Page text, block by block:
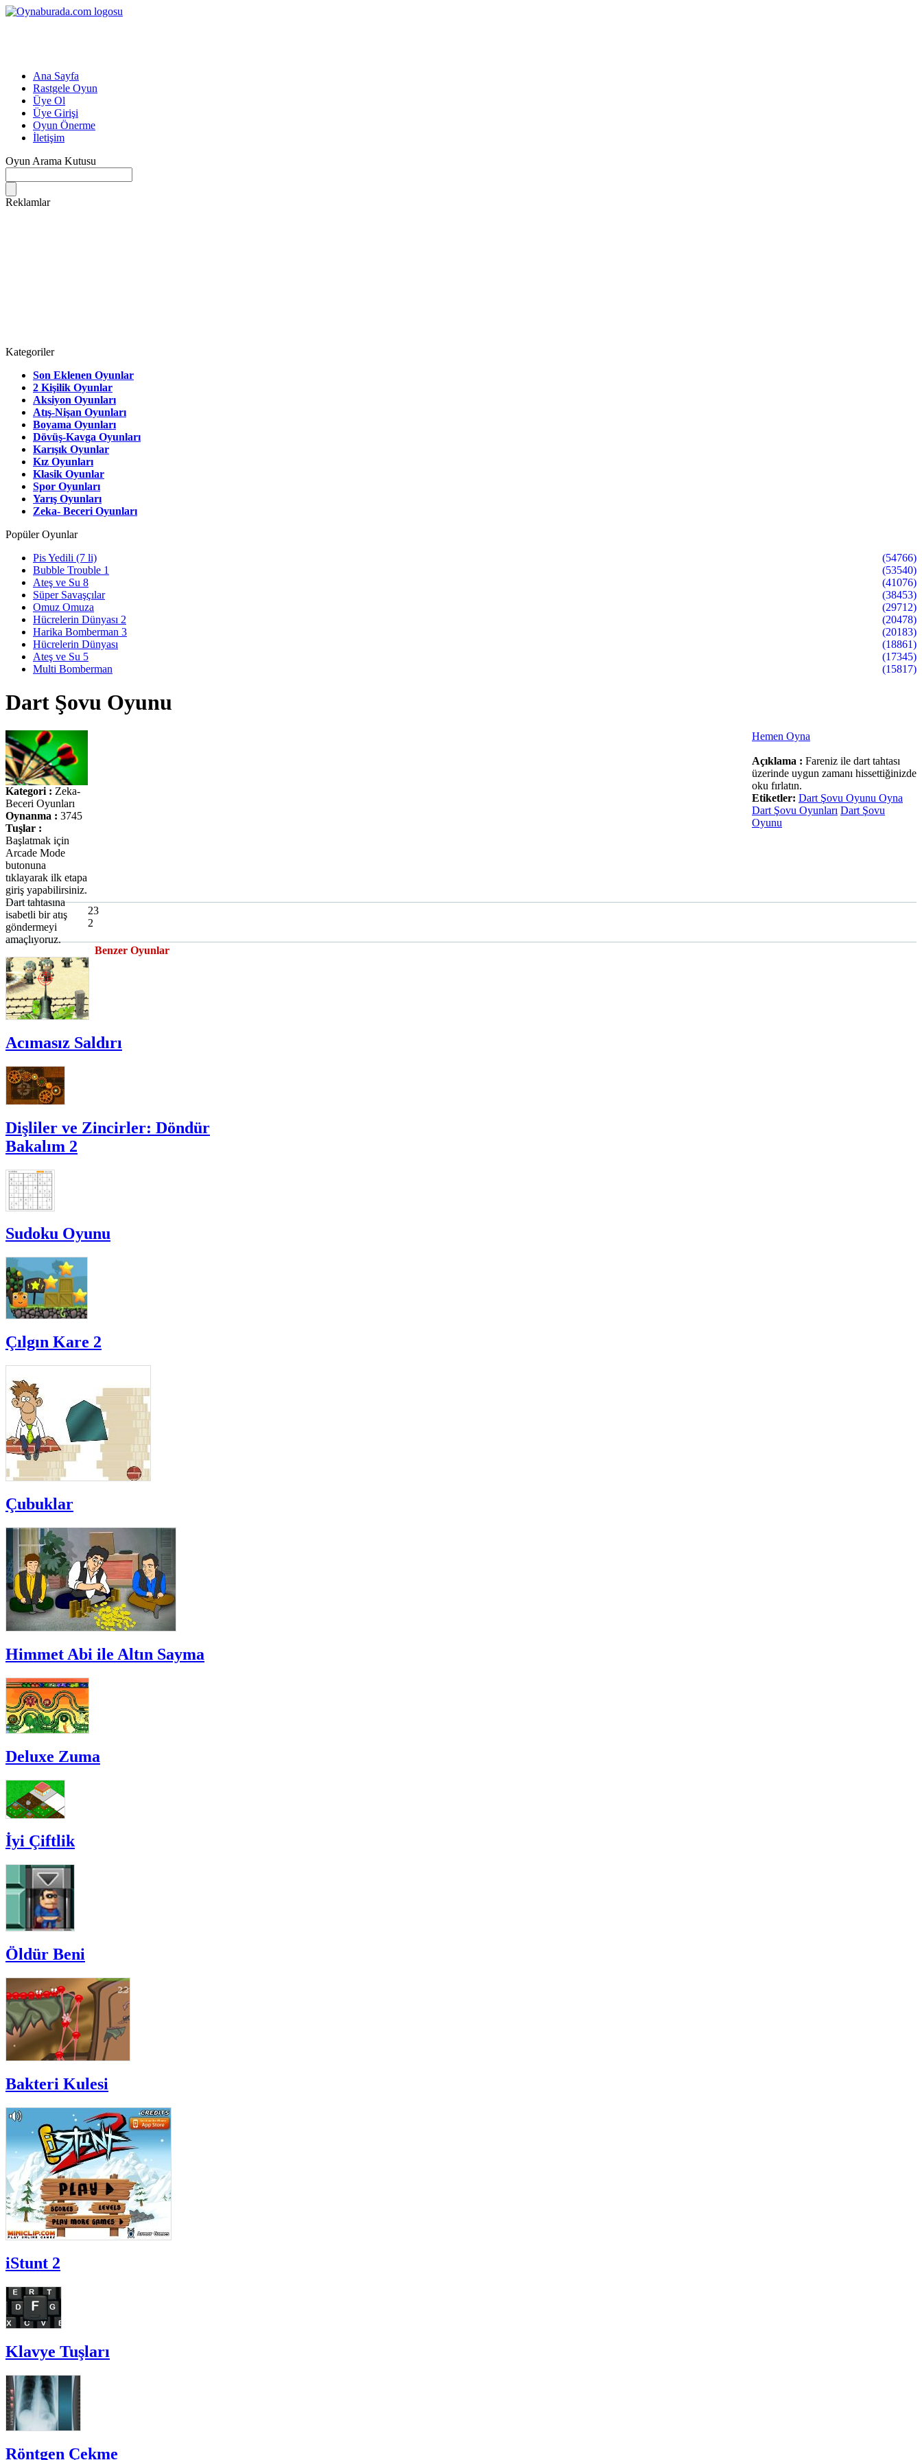
Ana Sayfa
Rastgele Oyun
Üye Ol
Üye Girişi
Oyun Önerme
İletişim
Oyun Arama Kutusu
Reklamlar
Kategoriler
Son Eklenen Oyunlar
2 Kişilik Oyunlar
Aksiyon Oyunları
Atış-Nişan Oyunları
Boyama Oyunları
Dövüş-Kavga Oyunları
Karışık Oyunlar
Kız Oyunları
Klasik Oyunlar
Spor Oyunları
Yarış Oyunları
Zeka- Beceri Oyunları
Popüler Oyunlar
(54766)
Pis Yedili (7 li)
(53540)
Bubble Trouble 1
(41076)
Ateş ve Su 8
(38453)
Süper Savaşçılar
(29712)
Omuz Omuza
(20478)
Hücrelerin Dünyası 2
(20183)
Harika Bomberman 3
(18861)
Hücrelerin Dünyası
(17345)
Ateş ve Su 5
(15817)
Multi Bomberman
Dart Şovu Oyunu
Kategori : Zeka-
Beceri Oyunları
Oynanma : 3745
Tuşlar :
Başlatmak için
Arcade Mode
butonuna
tıklayarak ilk etapa
giriş yapabilirsiniz.
Dart tahtasına
isabetli bir atış
göndermeyi
amaçlıyoruz.
Hemen Oyna
Açıklama : Fareniz ile dart tahtası
üzerinde uygun zamanı hissettiğinizde
oku fırlatın.
Etiketler: Dart Şovu Oyunu Oyna
Dart Şovu Oyunları Dart Şovu
Oyunu
23
2
Benzer Oyunlar
Acımasız Saldırı
Dişliler ve Zincirler: Döndür
Bakalım 2
Sudoku Oyunu
Çılgın Kare 2
Çubuklar
Himmet Abi ile Altın Sayma
Deluxe Zuma
İyi Çiftlik
Öldür Beni
Bakteri Kulesi
iStunt 2
Klavye Tuşları
Röntgen Çekme